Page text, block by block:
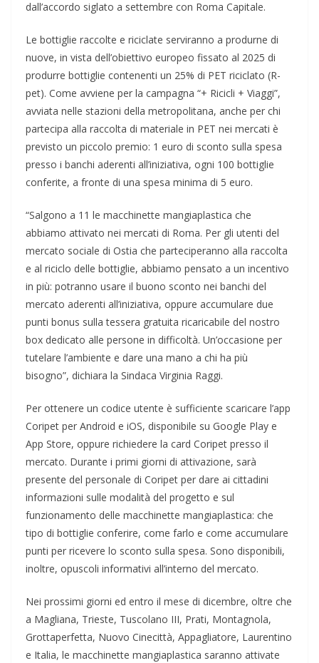
dall’accordo siglato a settembre con Roma Capitale.
Le bottiglie raccolte e riciclate serviranno a produrne di
nuove, in vista dell’obiettivo europeo fissato al 2025 di
produrre bottiglie contenenti un 25% di PET riciclato (R-
pet). Come avviene per la campagna “+ Ricicli + Viaggi”,
avviata nelle stazioni della metropolitana, anche per chi
partecipa alla raccolta di materiale in PET nei mercati è
previsto un piccolo premio: 1 euro di sconto sulla spesa
presso i banchi aderenti all’iniziativa, ogni 100 bottiglie
conferite, a fronte di una spesa minima di 5 euro.
“Salgono a 11 le macchinette mangiaplastica che
abbiamo attivato nei mercati di Roma. Per gli utenti del
mercato sociale di Ostia che parteciperanno alla raccolta
e al riciclo delle bottiglie, abbiamo pensato a un incentivo
in più: potranno usare il buono sconto nei banchi del
mercato aderenti all’iniziativa, oppure accumulare due
punti bonus sulla tessera gratuita ricaricabile del nostro
box dedicato alle persone in difficoltà. Un’occasione per
tutelare l’ambiente e dare una mano a chi ha più
bisogno”, dichiara la Sindaca Virginia Raggi.
Per ottenere un codice utente è sufficiente scaricare l’app
Coripet per Android e iOS, disponibile su Google Play e
App Store, oppure richiedere la card Coripet presso il
mercato. Durante i primi giorni di attivazione, sarà
presente del personale di Coripet per dare ai cittadini
informazioni sulle modalità del progetto e sul
funzionamento delle macchinette mangiaplastica: che
tipo di bottiglie conferire, come farlo e come accumulare
punti per ricevere lo sconto sulla spesa. Sono disponibili,
inoltre, opuscoli informativi all’interno del mercato.
Nei prossimi giorni ed entro il mese di dicembre, oltre che
a Magliana, Trieste, Tuscolano III, Prati, Montagnola,
Grottaperfetta, Nuovo Cinecittà, Appagliatore, Laurentino
e Italia, le macchinette mangiaplastica saranno attivate